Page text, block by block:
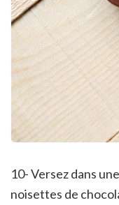
10- Versez dans
noisettes de